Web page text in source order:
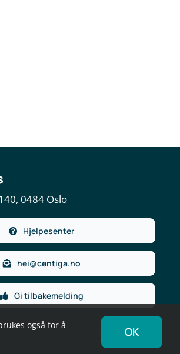
0484 Oslo
Hjelpesenter
hei@centiga.no
Gi tilbakemelding
også for å
OK